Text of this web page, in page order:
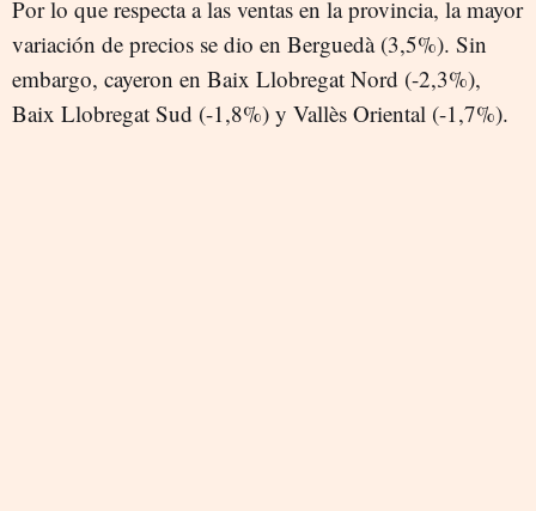
Por lo que respecta a las ventas en la provincia, la mayor
variación de precios se dio en Berguedà (3,5%). Sin
embargo, cayeron en Baix Llobregat Nord (-2,3%),
Baix Llobregat Sud (-1,8%) y Vallès Oriental (-1,7%).